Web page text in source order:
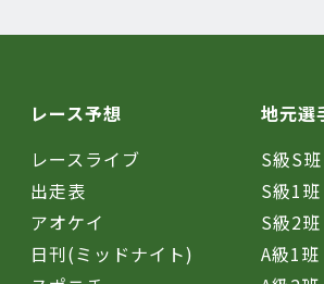
レース予想
レースライブ
出走表
アオケイ
日刊(ミッドナイト)
地元選
S級S班
S級1班
S級2班
A級1班